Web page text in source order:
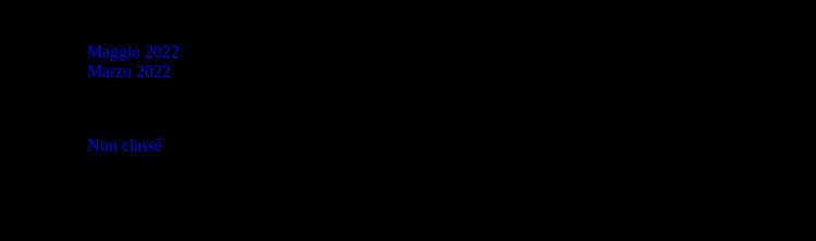
Maggio 2022
Marzo 2022
Non classé